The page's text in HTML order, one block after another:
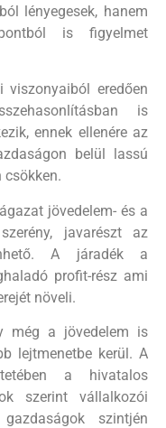
lényegesek, hanem
is figyelmet
viszonyaiból eredően
is
ennek ellenére az
belül lassú
csökken.
jövedelem- és a
javarészt az
A járadék a
profit-rész ami
növeli.
még a jövedelem is
lejtmenetbe kerül. A
a hivatalos
szerint vállalkozói
szintjén